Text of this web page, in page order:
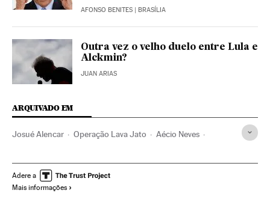
AFONSO BENITES | BRASÍLIA
Outra vez o velho duelo entre Lula e
Alckmin?
JUAN ARIAS
ARQUIVADO EM
Josué Alencar Operação Lava Jato Aécio Neves
Financiamento ilegal Presidente Brasil
Geraldo Alckmin
Adere a
Mais informações